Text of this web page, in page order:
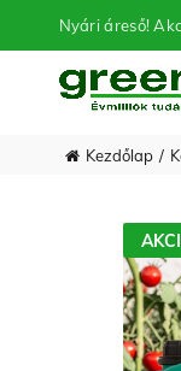
Nyári áreső!
Kezdőlap